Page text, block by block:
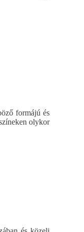
formájú és
olykor